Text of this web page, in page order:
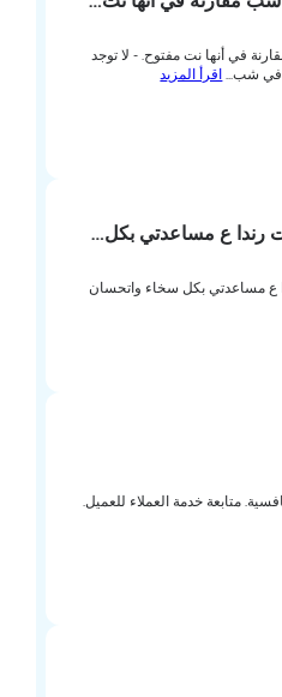
نت مفتوح. - لا توجد
اقرأ المزيد
ع مساعدتي بكل…
بكل سخاء واتحسان
خدمة العملاء للعميل.